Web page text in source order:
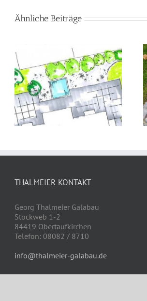
Ähnliche Beiträge
Stein & Pflaster
THALMEIER KONTAKT
Georg Thalmeier Galabau
Stockweb 1-2
84419 Obertaufkirchen
Telefon: 08082 / 8710
info@thalmeier-galabau.de